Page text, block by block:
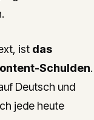
ist das
Schulden.
Deutsch und
jede heute